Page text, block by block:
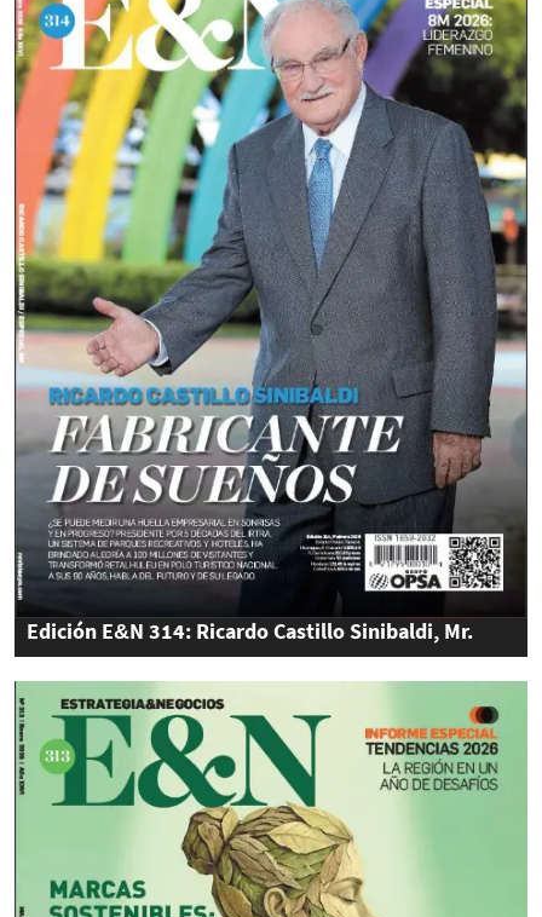
Edición E&N 314: Ricardo Castillo Sinibaldi, Mr.
Felicidad